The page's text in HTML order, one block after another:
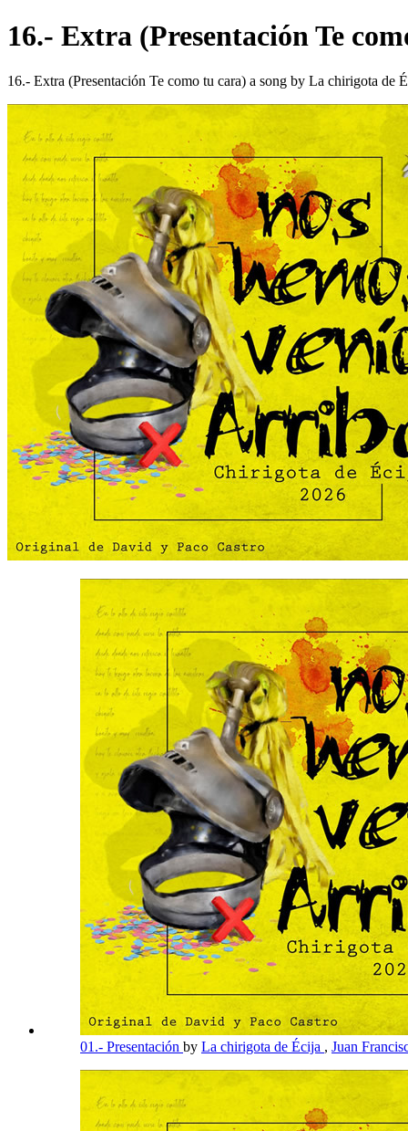
16.- Extra (Presentación Te
16.- Extra (Presentación Te como tu cara) a song by La chirigota de
01.- Presentación by La chirigota de Écija , Juan